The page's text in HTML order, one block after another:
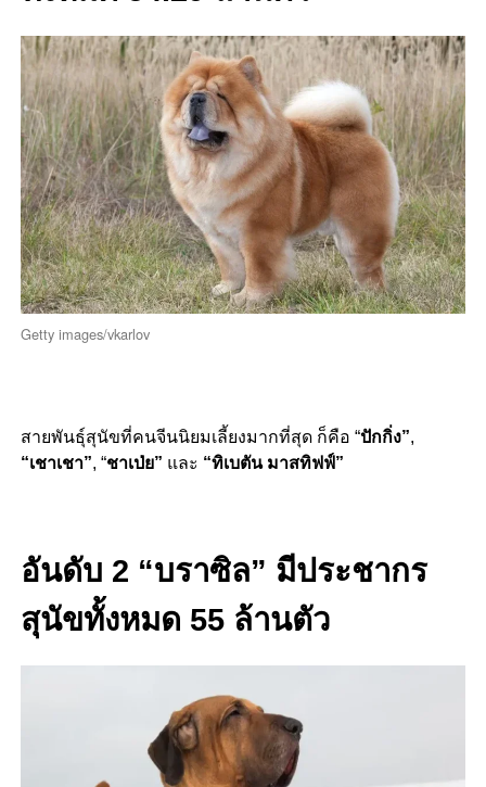
Getty images/vkarlov
สายพันธุ์สุนัขที่คนจีนนิยมเลี้ยงมากที่สุด ก็คือ “ปักกิ่ง”,
“เชาเชา”, “ชาเป่ย” และ “ทิเบตัน มาสทิฟฟ์”
อันดับ 2 “บราซิล” มีประชากร
สุนัขทั้งหมด 55 ล้านตัว